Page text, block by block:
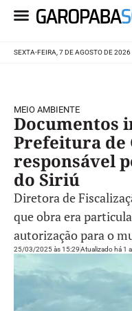
SEXTA-FEIRA, 7 DE AGOSTO DE 2026
MEIO AMBIENTE
Documentos
Prefeitura de
responsável
do Siriú
Diretora de
que obra era
autorização para o
25/03/2025 às 15:29Atualizado há 1